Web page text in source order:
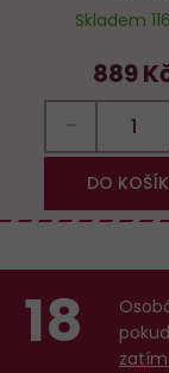
Skladem
889
−
DO
18